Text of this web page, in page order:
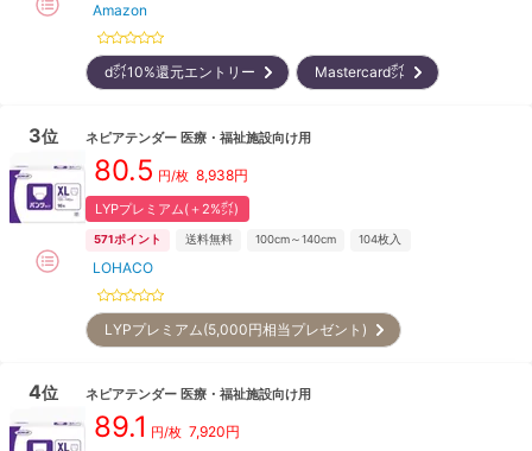
Amazon
d㌽10%還元エントリー Mastercard㌽
3位 ネピアテンダー 医療・福祉施設向け用
80.5 円/枚 8,938円
LYPプレミアム(＋2%㌽)
571ポイント 送料無料 100cm～140cm 104枚入
LOHACO
LYPプレミアム(5,000円相当プレゼント)
4位 ネピアテンダー 医療・福祉施設向け用
89.1 円/枚 7,920円